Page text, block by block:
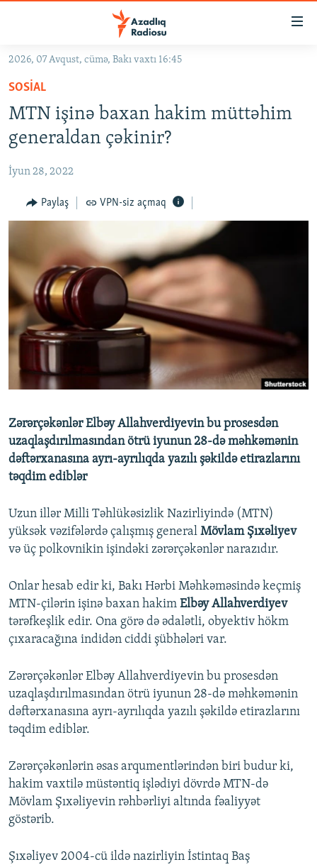
Əsas
qayıt
Əsas
naviqasiyaya
qayıt
Axtarışa
keç
GÜNDƏM
KORRUPSIOMETR
#ƏSLINDƏ
FƏRQƏ BAX
QANUNI DOĞRU
MULTIMEDIA
VIDEO
FOTOQALEREYA
İNFOQRAFIKA
RADIO ARXIV
OXU ZALI
AZƏRBAYCAN ƏDƏBIYYATI KITABXANASI
İZ - MƏDƏNIYYƏT PROQRAMI
HAQQIMIZDA
MISSIYAMIZ
PEŞƏ ETIKASI VƏ JURNALISTIKA STANDARTLARIMIZ
MATERIALLARIMIZDAN ISTIFADƏ
BIZIMLƏ ƏLAQƏ
XƏBƏR BÜLLETENLƏRIMIZ
BIZI IZLƏ
2026, 07 Avqust, cümə, Bakı vaxtı 16:45
SOSIAL
MTN işinə baxan hakim müttəhim
generaldan çəkinir?
İyun 28, 2022
Paylaş VPN-siz açmaq
Zərərçəkənlər Elbəy Allahverdiyevin bu prosesdən
uzaqlaşdırılmasından ötrü iyunun 28-də məhkəmənin
dəftərxanasına ayrı-ayrılıqda yazılı şəkildə etirazlarını
təqdim ediblər
Uzun illər Milli Təhlükəsizlik Nazirliyində (MTN)
yüksək vəzifələrdə çalışmış general Mövlam Şıxəliyev
və üç polkovnikin işindəki zərərçəkənlər narazıdır.
Onlar hesab edir ki, Bakı Hərbi Məhkəməsində keçmiş
MTN-çilərin işinə baxan hakim Elbəy Allahverdiyev
tərəfkeşlik edir. Ona görə də ədalətli, obyektiv hökm
çıxaracağına indidən ciddi şübhələri var.
Zərərçəkənlər Elbəy Allahverdiyevin bu prosesdən
uzaqlaşdırılmasından ötrü iyunun 28-də məhkəmənin
dəftərxanasına ayrı-ayrılıqda yazılı şəkildə etirazlarını
təqdim ediblər.
Zərərçəkənlərin əsas arqumentlərindən biri budur ki,
hakim vaxtilə müstəntiq işlədiyi dövrdə MTN-də
Mövlam Şıxəliyevin rəhbərliyi altında fəaliyyət
göstərib.
Şıxəliyev 2004-cü ildə nazirliyin İstintaq Baş